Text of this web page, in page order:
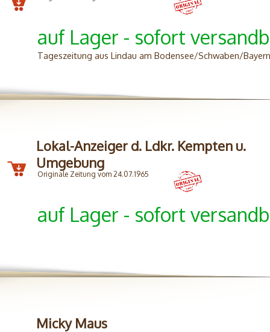
auf Lager - sofort
Tageszeitung aus Lindau am Bodensee/Schwaben/
Lokal-Anzeiger d. Ldkr. Kempten u.
Umgebung
Originale Zeitung vom 24.07.1965
auf Lager - sofort
Micky Maus